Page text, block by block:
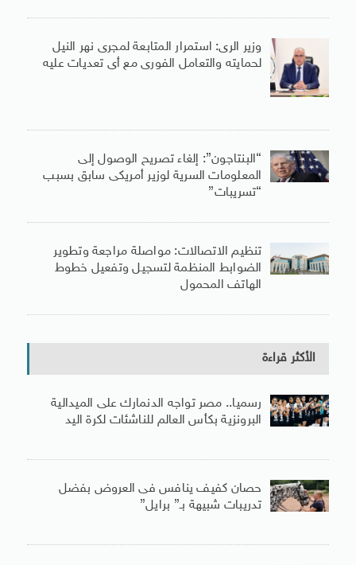
وزير الرى: استمرار المتابعة لمجرى نهر النيل
لحمايته والتعامل الفورى مع أى تعديات عليه
“البنتاجون”: إلغاء تصريح الوصول إلى
المعلومات السرية لوزير أمريكى سابق بسبب
“تسريبات”
تنظيم الاتصالات: مواصلة مراجعة وتطوير
الضوابط المنظمة لتسجيل وتفعيل خطوط
الهاتف المحمول
الأكثر قراءة
رسميا.. مصر تواجه الدنمارك على الميدالية
البرونزية بكأس العالم للناشئات لكرة اليد
حصان كفيف ينافس فى العروض بفضل
تدريبات شبيهة بـ” برايل”